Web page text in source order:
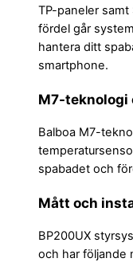
TP-paneler samt
fördel går
hantera ditt
smartphone.
M7-teknologi
Balboa M7-
spabadet och
Mått och
BP200UX
och har följande